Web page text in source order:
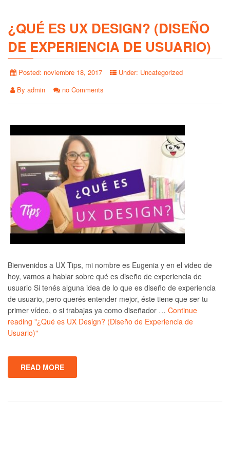
¿QUÉ ES UX DESIGN? (DISEÑO
DE EXPERIENCIA DE USUARIO)
Posted: noviembre 18, 2017 Under: Uncategorized
By admin no Comments
Bienvenidos a UX Tips, mi nombre es Eugenia y en el video de
hoy, vamos a hablar sobre qué es diseño de experiencia de
usuario Si tenés alguna idea de lo que es diseño de experiencia
de usuario, pero querés entender mejor, éste tiene que ser tu
primer vídeo, o si trabajas ya como diseñador … Continue
reading "¿Qué es UX Design? (Diseño de Experiencia de
Usuario)"
READ MORE